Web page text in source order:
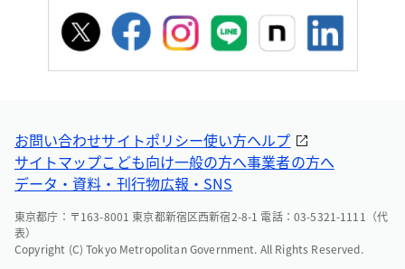
お問い合わせサイトポリシー使い方ヘルプ
サイトマップこども向け一般の方へ事業者の方へ
データ・資料・刊行物広報・SNS
東京都庁：〒163-8001 東京都新宿区西新宿2-8-1 電話：03-5321-1111（代
表）
Copyright (C) Tokyo Metropolitan Government. All Rights Reserved.